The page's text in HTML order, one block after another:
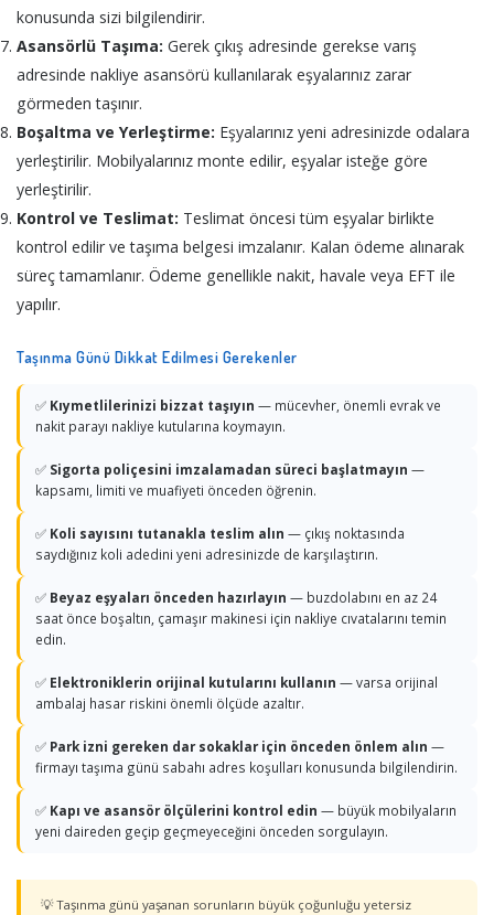
konusunda sizi bilgilendirir.
Asansörlü Taşıma: Gerek çıkış adresinde gerekse varış
adresinde nakliye asansörü kullanılarak eşyalarınız zarar
görmeden taşınır.
Boşaltma ve Yerleştirme: Eşyalarınız yeni adresinizde odalara
yerleştirilir. Mobilyalarınız monte edilir, eşyalar isteğe göre
yerleştirilir.
Kontrol ve Teslimat: Teslimat öncesi tüm eşyalar birlikte
kontrol edilir ve taşıma belgesi imzalanır. Kalan ödeme alınarak
süreç tamamlanır. Ödeme genellikle nakit, havale veya EFT ile
yapılır.
Taşınma Günü Dikkat Edilmesi Gerekenler
✅ Kıymetlilerinizi bizzat taşıyın — mücevher, önemli evrak ve
nakit parayı nakliye kutularına koymayın.
✅ Sigorta poliçesini imzalamadan süreci başlatmayın —
kapsamı, limiti ve muafiyeti önceden öğrenin.
✅ Koli sayısını tutanakla teslim alın — çıkış noktasında
saydığınız koli adedini yeni adresinizde de karşılaştırın.
✅ Beyaz eşyaları önceden hazırlayın — buzdolabını en az 24
saat önce boşaltın, çamaşır makinesi için nakliye cıvatalarını temin
edin.
✅ Elektroniklerin orijinal kutularını kullanın — varsa orijinal
ambalaj hasar riskini önemli ölçüde azaltır.
✅ Park izni gereken dar sokaklar için önceden önlem alın —
firmayı taşıma günü sabahı adres koşulları konusunda bilgilendirin.
✅ Kapı ve asansör ölçülerini kontrol edin — büyük mobilyaların
yeni daireden geçip geçmeyeceğini önceden sorgulayın.
💡 Taşınma günü yaşanan sorunların büyük çoğunluğu yetersiz